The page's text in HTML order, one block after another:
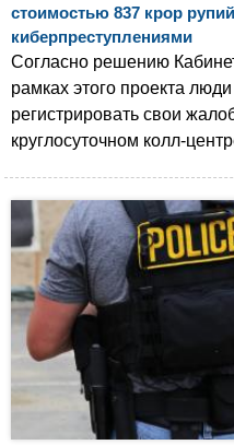
стоимостью 837 крор
киберпреступлениями
Согласно решению
рамках этого проекта люди
регистрировать свои
круглосуточном колл-